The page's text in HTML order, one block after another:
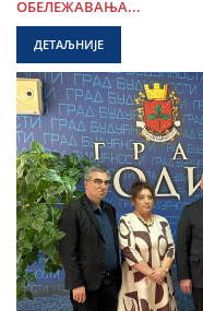
ОБЕЛЕЖАВАЊА...
ДЕТАЉНИЈЕ